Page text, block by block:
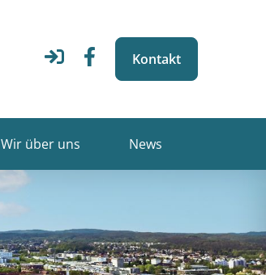
Kontakt
Wir über uns News